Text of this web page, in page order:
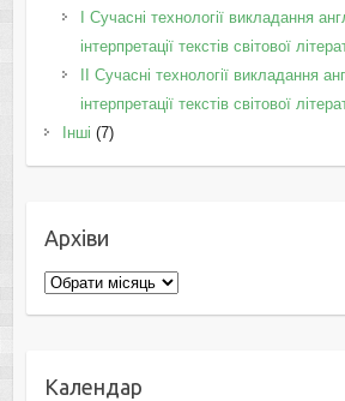
I Cучасні технології викладання
інтерпретації текстів світової
II Cучасні технології викладання
інтерпретації текстів світової
Інші (7)
Архіви
Архіви
Календар